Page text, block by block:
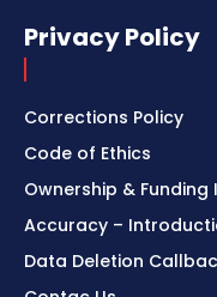
Privacy Policy
Corrections Policy
Code of Ethics
Ownership & Funding
Accuracy –
Data Deletion